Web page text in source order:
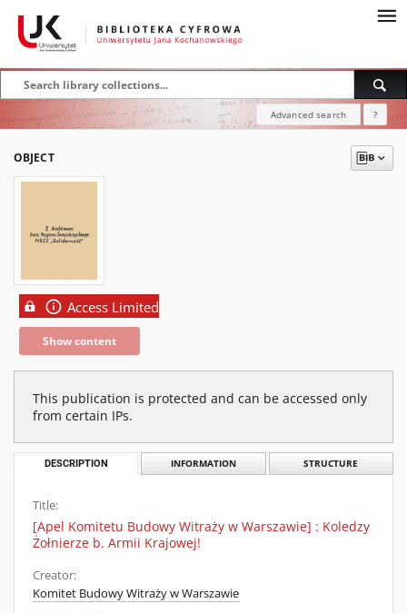
Advanced search ?
OBJECT
Access Limited
Show content
This publication is protected and can be accessed only
from certain IPs.
DESCRIPTION INFORMATION STRUCTURE
Title:
[Apel Komitetu Budowy Witraży w Warszawie] : Koledzy
Żołnierze b. Armii Krajowej!
Creator:
Komitet Budowy Witraży w Warszawie